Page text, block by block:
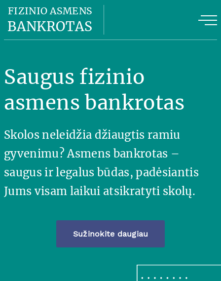
FIZINIO ASMENS
BANKROTAS Fizinio asmens bankroto kaina
Apie mus
Kontaktai
Saugus fizinio
asmens bankrotas
Skolos neleidžia džiaugtis ramiu
gyvenimu? Asmens bankrotas –
saugus ir legalus būdas, padėsiantis
Jums visam laikui atsikratyti skolų.
Sužinokite daugiau